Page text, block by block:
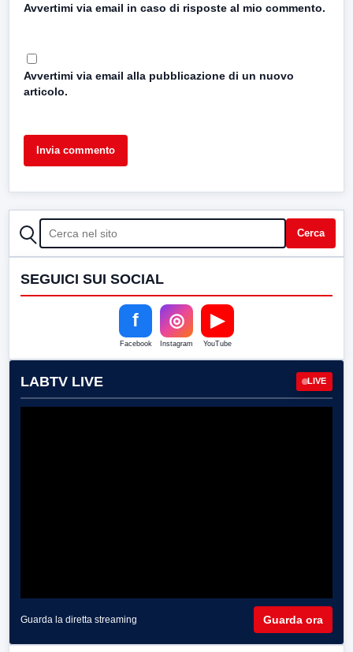
Avvertimi via email in caso di risposte al mio commento.
Avvertimi via email alla pubblicazione di un nuovo
articolo.
CERCA Cerca
SEGUICI SUI SOCIAL
f
Facebook
◎
Instagram
▶
YouTube
LABTV LIVE LIVE
Guarda la diretta streaming Guarda ora